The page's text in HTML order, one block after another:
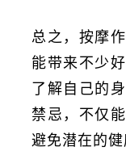
总之，按摩
能带来不少
了解自己的
禁忌，不仅
避免潜在的健